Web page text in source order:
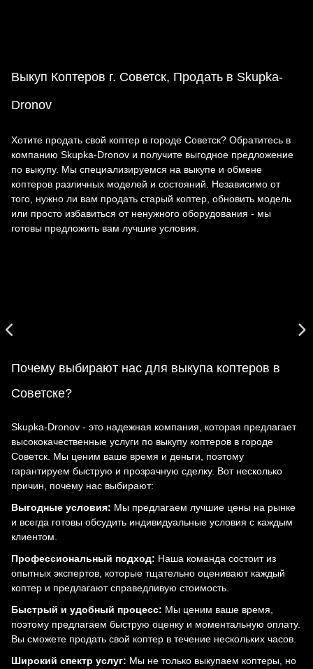
Выкуп Коптеров г. Советск, Продать в Skupka-
Dronov
Хотите продать свой коптер в городе Советск? Обратитесь в
компанию Skupka-Dronov и получите выгодное предложение
по выкупу. Мы специализируемся на выкупе и обмене
коптеров различных моделей и состояний. Независимо от
того, нужно ли вам продать старый коптер, обновить модель
или просто избавиться от ненужного оборудования - мы
готовы предложить вам лучшие условия.
Почему выбирают нас для выкупа коптеров в
Советске?
Skupka-Dronov - это надежная компания, которая предлагает
высококачественные услуги по выкупу коптеров в городе
Советск. Мы ценим ваше время и деньги, поэтому
гарантируем быструю и прозрачную сделку. Вот несколько
причин, почему нас выбирают:
Выгодные условия: Мы предлагаем лучшие цены на рынке
и всегда готовы обсудить индивидуальные условия с каждым
клиентом.
Профессиональный подход: Наша команда состоит из
опытных экспертов, которые тщательно оценивают каждый
коптер и предлагают справедливую стоимость.
Быстрый и удобный процесс: Мы ценим ваше время,
поэтому предлагаем быструю оценку и моментальную оплату.
Вы сможете продать свой коптер в течение нескольких часов.
Широкий спектр услуг: Мы не только выкупаем коптеры, но